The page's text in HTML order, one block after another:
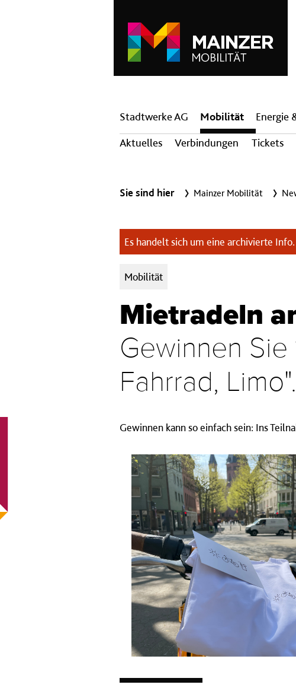
Hauptnavigation
Stadtwerke AG
Mobilität
Aktuelles
Verbindungen Tickets
Energie
Sie sind hier Mainzer Mobilität
Es handelt sich um eine archivierte
Kategorien:
Mobilität
Mietradeln
Gewinnen Sie
Fahrrad, Limo".
Gewinnen kann so einfach sein: Ins